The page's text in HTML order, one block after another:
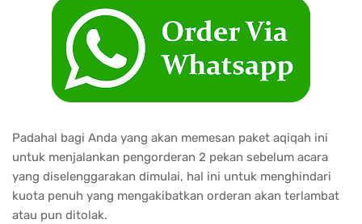
Padahal bagi Anda yang akan memesan paket aqiqah ini
untuk menjalankan pengorderan 2 pekan sebelum acara
yang diselenggarakan dimulai, hal ini untuk menghindari
kuota penuh yang mengakibatkan orderan akan terlambat
atau pun ditolak.